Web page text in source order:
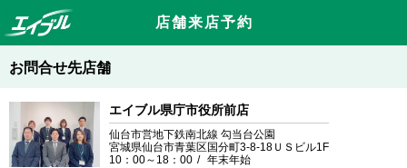
店舗来店予約
お問合せ先店舗
エイブル県庁市役所前店
仙台市営地下鉄南北線 勾当台公園
宮城県仙台市青葉区国分町3-8-18ＵＳビル1F
10：00～18：00
年末年始